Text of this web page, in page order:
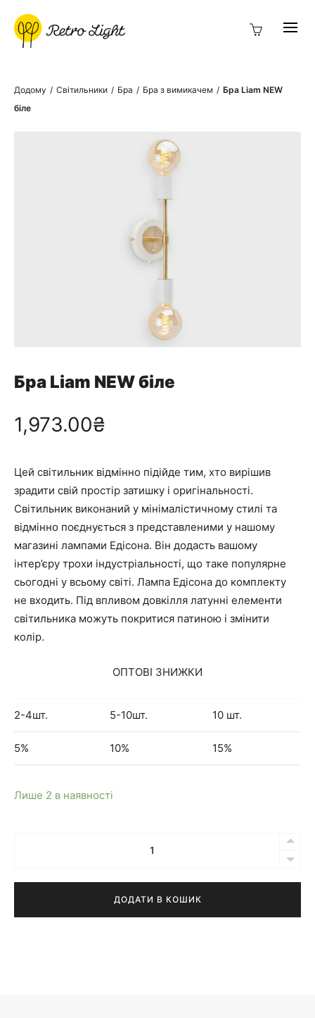
Додому / Світильники / Бра / Бра з вимикачем / Бра Liam NEW
біле
Бра Liam NEW біле
1,973.00₴
Цей світильник відмінно підійде тим, хто вирішив
зрадити свій простір затишку і оригінальності.
Світильник виконаний у мінімалістичному стилі та
відмінно поєднується з представленими у нашому
магазині лампами Едісона. Він додасть вашому
інтер’єру трохи індустріальності, що таке популярне
сьогодні у всьому світі. Лампа Едісона до комплекту
не входить. Під впливом довкілля латунні елементи
світильника можуть покритися патиною і змінити
колір.
ОПТОВІ ЗНИЖКИ
2-4шт. 5-10шт. 10 шт.
5% 10% 15%
Лише 2 в наявності
біле
ДОДАТИ В КОШИК